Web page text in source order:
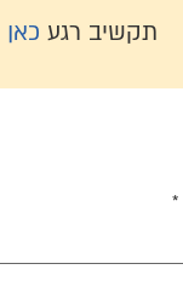
תקשיב רגע כאן
*